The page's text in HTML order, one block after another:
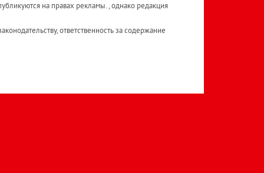
на правах рекламы. , однако редакция
ответственность за содержание